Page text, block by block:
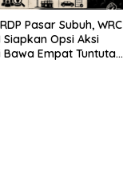
Pasar Subuh, WRC
Siapkan Opsi Aksi
Bawa Empat Tuntutan